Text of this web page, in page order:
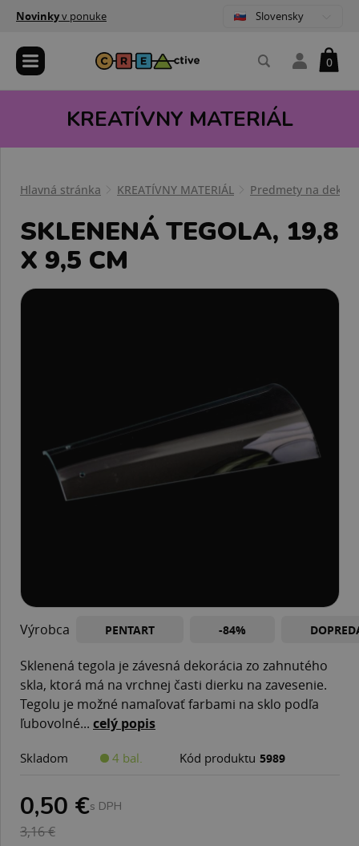
Novinkyv ponuke Slovensky
0
KREATÍVNY MATERIÁL
Hlavná stránka KREATÍVNY MATERIÁL Predmety na
SKLENENÁ TEGOLA, 19,8
X 9,5 CM
Výrobca PENTART -84%
Sklenená tegola je závesná dekorácia zo zahnutého
skla, ktorá má na vrchnej časti dierku na zavesenie.
Tegolu je možné namaľovať farbami na sklo podľa
ľubovolné... celý popis
Skladom 4 bal. Kód produktu 5989
0,50 €s DPH
3,16 €